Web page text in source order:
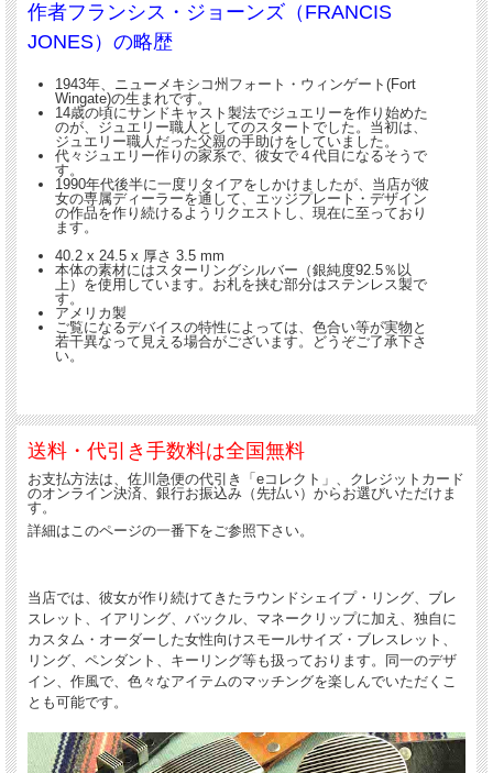
作者フランシス・ジョーンズ（FRANCIS
JONES）の略歴
1943年、ニューメキシコ州フォート・ウィンゲート(Fort
Wingate)の生まれです。
14歳の頃にサンドキャスト製法でジュエリーを作り始めた
のが、ジュエリー職人としてのスタートでした。当初は、
ジュエリー職人だった父親の手助けをしていました。
代々ジュエリー作りの家系で、彼女で４代目になるそうで
す。
1990年代後半に一度リタイアをしかけましたが、当店が彼
女の専属ディーラーを通して、エッジプレート・デザイン
の作品を作り続けるようリクエストし、現在に至っており
ます。
40.2 x 24.5 x 厚さ 3.5 mm
本体の素材にはスターリングシルバー（銀純度92.5％以
上）を使用しています。お札を挟む部分はステンレス製で
す。
アメリカ製
ご覧になるデバイスの特性によっては、色合い等が実物と
若干異なって見える場合がございます。どうぞご了承下さ
い。
送料・代引き手数料は全国無料
お支払方法は、佐川急便の代引き「eコレクト」、クレジットカード
のオンライン決済、銀行お振込み（先払い）からお選びいただけま
す。
詳細はこのページの一番下をご参照下さい。
当店では、彼女が作り続けてきたラウンドシェイプ・リング、ブレ
スレット、イアリング、バックル、マネークリップに加え、独自に
カスタム・オーダーした女性向けスモールサイズ・ブレスレット、
リング、ペンダント、キーリング等も扱っております。同一のデザ
イン、作風で、色々なアイテムのマッチングを楽しんでいただくこ
とも可能です。